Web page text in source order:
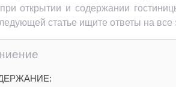
при открытии и содержании
статье ищите ответы на все